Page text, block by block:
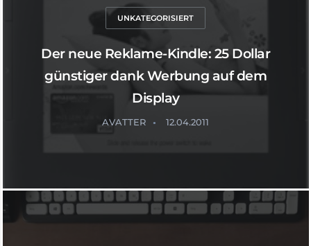
UNKATEGORISIERT
Der neue Reklame-Kindle: 25 Dollar
günstiger dank Werbung auf dem
Display
AVATTER 12.04.2011